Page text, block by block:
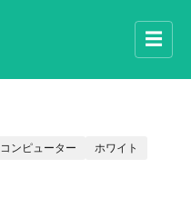
☰
コンピューター ホワイト